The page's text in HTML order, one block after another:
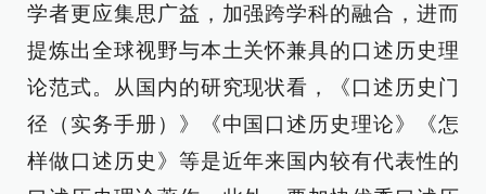
学者更应集思广益，加强跨学科的融合，进而
提炼出全球视野与本土关怀兼具的口述历史理
论范式。从国内的研究现状看，《口述历史门
径（实务手册）》《中国口述历史理论》《怎
样做口述历史》等是近年来国内较有代表性的